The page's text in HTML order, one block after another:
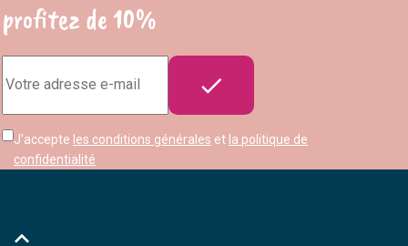
profitez de 10%
e-
mail

J'accepte les conditions générales et la politique de
confidentialité
